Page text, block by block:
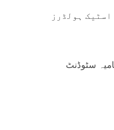
ہولڈرز
سٹوڈنٹ